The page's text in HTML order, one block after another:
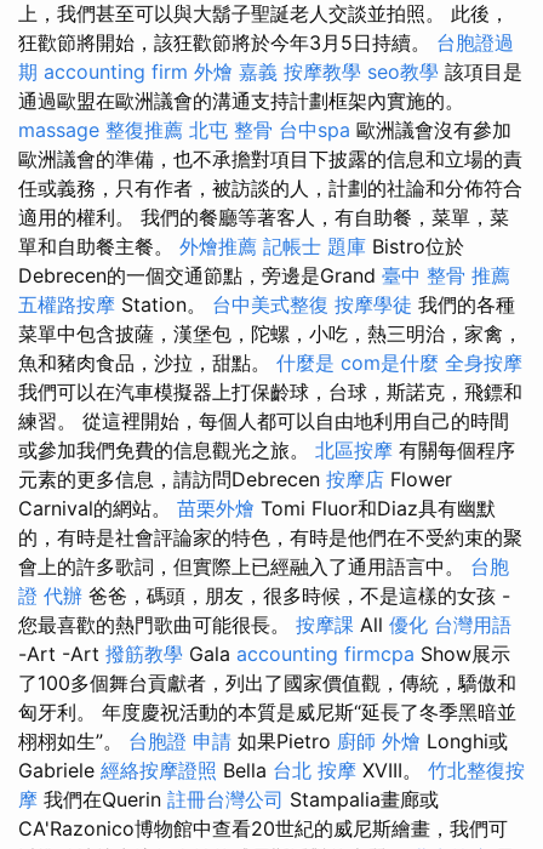
上，我們甚至可以與大鬍子聖誕老人交談並拍照。 此後，
狂歡節將開始，該狂歡節將於今年3月5日持續。 台胞證過
期 accounting firm 外燴 嘉義 按摩教學 seo教學 該項目是
通過歐盟在歐洲議會的溝通支持計劃框架內實施的。
massage 整復推薦 北屯 整骨 台中spa 歐洲議會沒有參加
歐洲議會的準備，也不承擔對項目下披露的信息和立場的責
任或義務，只有作者，被訪談的人，計劃的社論和分佈符合
適用的權利。 我們的餐廳等著客人，有自助餐，菜單，菜
單和自助餐主餐。 外燴推薦 記帳士 題庫 Bistro位於
Debrecen的一個交通節點，旁邊是Grand 臺中 整骨 推薦
五權路按摩 Station。 台中美式整復 按摩學徒 我們的各種
菜單中包含披薩，漢堡包，陀螺，小吃，熱三明治，家禽，
魚和豬肉食品，沙拉，甜點。 什麼是 com是什麼 全身按摩
我們可以在汽車模擬器上打保齡球，台球，斯諾克，飛鏢和
練習。 從這裡開始，每個人都可以自由地利用自己的時間
或參加我們免費的信息觀光之旅。 北區按摩 有關每個程序
元素的更多信息，請訪問Debrecen 按摩店 Flower
Carnival的網站。 苗栗外燴 Tomi Fluor和Diaz具有幽默
的，有時是社會評論家的特色，有時是他們在不受約束的聚
會上的許多歌詞，但實際上已經融入了通用語言中。 台胞
證 代辦 爸爸，碼頭，朋友，很多時候，不是這樣的女孩 -
您最喜歡的熱門歌曲可能很長。 按摩課 All 優化 台灣用語
-Art -Art 撥筋教學 Gala accounting firmcpa Show展示
了100多個舞台貢獻者，列出了國家價值觀，傳統，驕傲和
匈牙利。 年度慶祝活動的本質是威尼斯“延長了冬季黑暗並
栩栩如生”。 台胞證 申請 如果Pietro 廚師 外燴 Longhi或
Gabriele 經絡按摩證照 Bella 台北 按摩 XVIII。 竹北整復按
摩 我們在Querin 註冊台灣公司 Stampalia畫廊或
CA'Razonico博物館中查看20世紀的威尼斯繪畫，我們可